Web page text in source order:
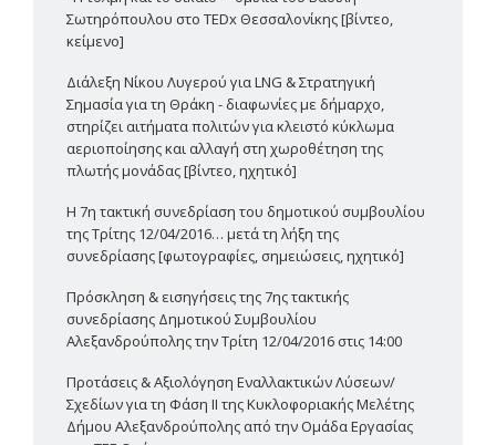
Σωτηρόπουλου στο TEDx Θεσσαλονίκης [βίντεο,
κείμενο]
Διάλεξη Νίκου Λυγερού για LNG & Στρατηγική
Σημασία για τη Θράκη - διαφωνίες με δήμαρχο,
στηρίζει αιτήματα πολιτών για κλειστό κύκλωμα
αεριοποίησης και αλλαγή στη χωροθέτηση της
πλωτής μονάδας [βίντεο, ηχητικό]
Η 7η τακτική συνεδρίαση του δημοτικού συμβουλίου
της Τρίτης 12/04/2016… μετά τη λήξη της
συνεδρίασης [φωτογραφίες, σημειώσεις, ηχητικό]
Πρόσκληση & εισηγήσεις της 7ης τακτικής
συνεδρίασης Δημοτικού Συμβουλίου
Αλεξανδρούπολης την Τρίτη 12/04/2016 στις 14:00
Προτάσεις & Αξιολόγηση Εναλλακτικών Λύσεων/
Σχεδίων για τη Φάση ΙΙ της Κυκλοφοριακής Μελέτης
Δήμου Αλεξανδρούπολης από την Ομάδα Εργασίας